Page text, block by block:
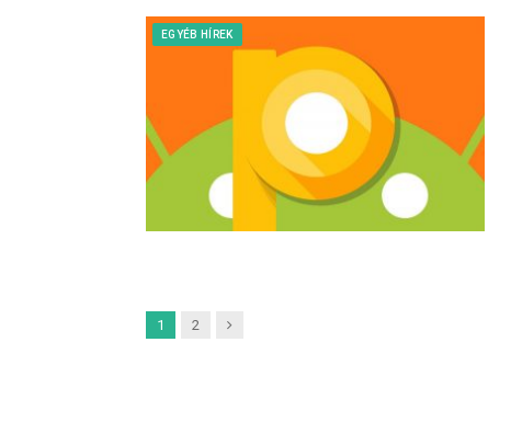
EGYÉB HÍREK
1 2 Next